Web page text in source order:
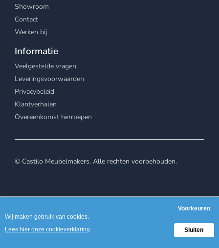
Showroom
Contact
Werken bij
Informatie
Veelgestelde vragen
Leveringsvoorwaarden
Privacybeleid
Klantverhalen
Overeenkomst herroepen
© Castilo Meubelmakers. Alle rechten voorbehouden.